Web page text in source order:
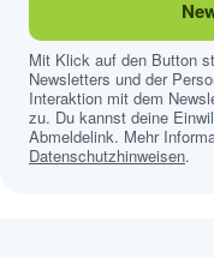
Mit Klick auf den Button
Newsletters und der
Interaktion mit dem
zu. Du kannst deine
Abmeldelink. Mehr
Datenschutzhinweisen.